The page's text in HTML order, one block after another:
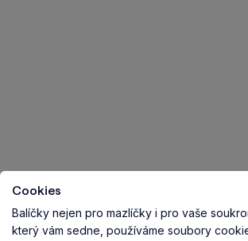
Cookies
Balíčky nejen pro mazlíčky i pro vaše
který vám sedne, používáme soubory